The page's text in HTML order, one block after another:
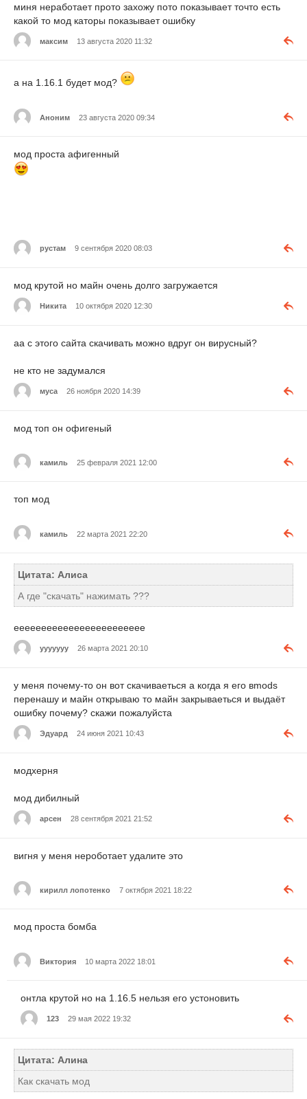
миня неработает прото захожу пото показывает точто есть
какой то мод каторы показывает ошибку
максим 13 августа 2020 11:32
а на 1.16.1 будет мод?
Аноним 23 августа 2020 09:34
мод проста афигенный
рустам 9 сентября 2020 08:03
мод крутой но майн очень долго загружается
Никита 10 октября 2020 12:30
аа с этого сайта скачивать можно вдруг он вирусный?
не кто не задумался
муса 26 ноября 2020 14:39
мод топ он офигеный
камиль 25 февраля 2021 12:00
топ мод
камиль 22 марта 2021 22:20
Цитата: Алиса
А где "скачать" нажимать ???
ееееееееееееееееееееееее
ууууууу 26 марта 2021 20:10
у меня почему-то он вот скачиваеться а когда я его вmods
перенашу и майн открываю то майн закрываеться и выдаёт
ошибку почему? скажи пожалуйста
Эдуард 24 июня 2021 10:43
модхерня
мод дибилный
арсен 28 сентября 2021 21:52
вигня у меня нероботает удалите это
кирилл лопотенко 7 октября 2021 18:22
мод проста бомба
Виктория 10 марта 2022 18:01
онтла крутой но на 1.16.5 нельзя его устоновить
123 29 мая 2022 19:32
Цитата: Алина
Как скачать мод